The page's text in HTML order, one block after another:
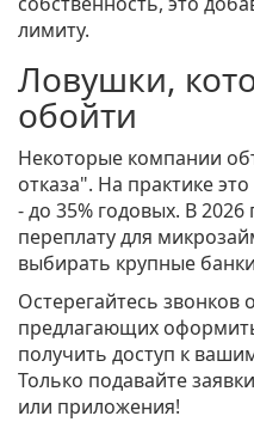
лимиту.
Ловушки,
обойти
Некоторые компании
отказа". На практике
- до 35% годовых. В
переплату для
выбирать крупные
Остерегайтесь звонков
предлагающих
получить доступ к
Только подавайте
или приложения!